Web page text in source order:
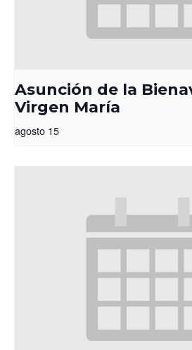
Asunción de la
Virgen María
agosto 15